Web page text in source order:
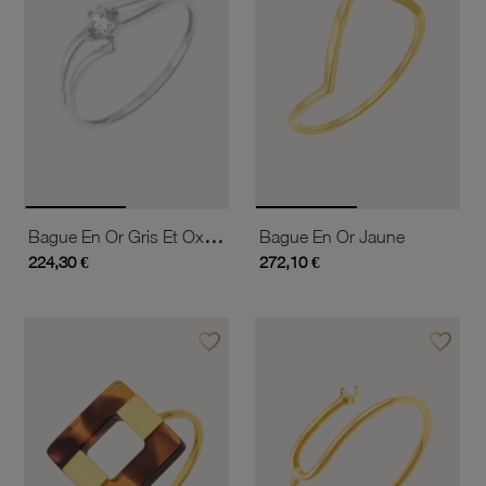
Bague En Or Gris Et Oxyde De Zirconium
224,30 €
Bague En Or Jaune
272,10 €
favorite_borderAjouter à vos favoris favorite_borderAjouter